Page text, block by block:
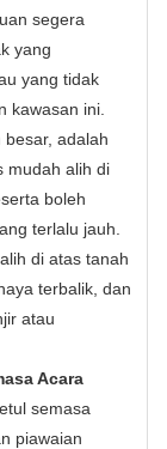
segera
yang
yang tidak
kawasan ini.
besar, adalah
mudah alih di
boleh
terlalu jauh.
di atas tanah
terbalik, dan
atau
Acara
semasa
piawaian